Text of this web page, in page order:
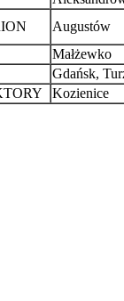
Augustów
Małżewko
Gdańsk,
Kozienice